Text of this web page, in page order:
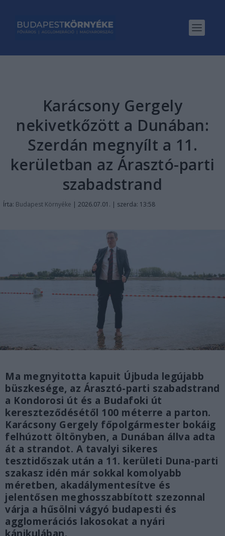
Karácsony Gergely
nekivetkőzött a Dunában:
Szerdán megnyílt a 11.
kerületban az Árasztó-parti
szabadstrand
Írta: Budapest Környéke | 2026.07.01. | szerda: 13:58
Ma megnyitotta kapuit Újbuda legújabb
büszkesége, az Árasztó-parti szabadstrand
a Kondorosi út és a Budafoki út
kereszteződésétől 100 méterre a parton.
Karácsony Gergely főpolgármester bokáig
felhúzott öltönyben, a Dunában állva adta
át a strandot. A tavalyi sikeres
tesztidőszak után a 11. kerületi Duna-parti
szakasz idén már sokkal komolyabb
méretben, akadálymentesítve és
jelentősen meghosszabbított szezonnal
várja a hűsölni vágyó budapesti és
agglomerációs lakosokat a nyári